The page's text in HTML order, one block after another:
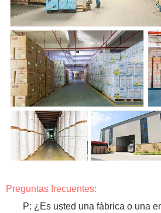
Preguntas frecuentes:
P: ¿Es usted una fábrica o una